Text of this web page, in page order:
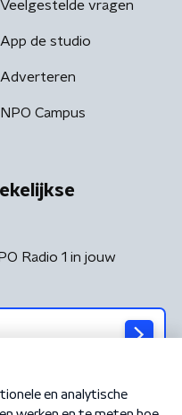
Veelgestelde vragen
App de studio
Adverteren
NPO Campus
Radio 1 in jouw